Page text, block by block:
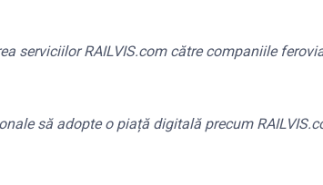
serviciilor RAILVIS.com către companiile
să adopte o piață digitală precum